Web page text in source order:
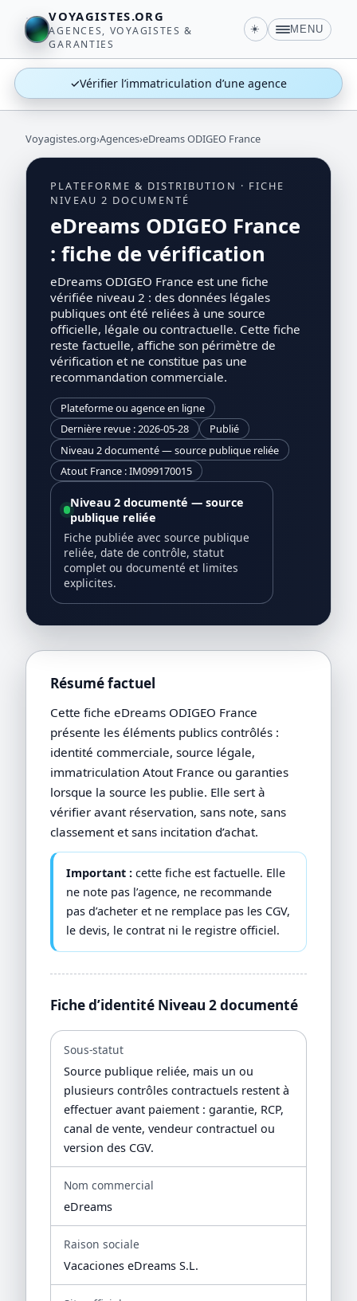
VOYAGISTES.ORG
AGENCES, VOYAGISTES &
GARANTIES
☀️ MENU
✓Vérifier l’immatriculation d’une agence
Voyagistes.org›Agences›eDreams ODIGEO France
PLATEFORME & DISTRIBUTION · FICHE
NIVEAU 2 DOCUMENTÉ
eDreams ODIGEO France
: fiche de vérification
eDreams ODIGEO France est une fiche
vérifiée niveau 2 : des données légales
publiques ont été reliées à une source
officielle, légale ou contractuelle. Cette fiche
reste factuelle, affiche son périmètre de
vérification et ne constitue pas une
recommandation commerciale.
Plateforme ou agence en ligne
Dernière revue : 2026-05-28
Publié
Niveau 2 documenté — source publique reliée
Atout France : IM099170015
Niveau 2 documenté — source
publique reliée
Fiche publiée avec source publique
reliée, date de contrôle, statut
complet ou documenté et limites
explicites.
Résumé factuel
Cette fiche eDreams ODIGEO France
présente les éléments publics contrôlés :
identité commerciale, source légale,
immatriculation Atout France ou garanties
lorsque la source les publie. Elle sert à
vérifier avant réservation, sans note, sans
classement et sans incitation d’achat.
Important : cette fiche est factuelle. Elle
ne note pas l’agence, ne recommande
pas d’acheter et ne remplace pas les CGV,
le devis, le contrat ni le registre officiel.
Fiche d’identité Niveau 2 documenté
Sous-statut
Source publique reliée, mais un ou
plusieurs contrôles contractuels restent à
effectuer avant paiement : garantie, RCP,
canal de vente, vendeur contractuel ou
version des CGV.
Nom commercial
eDreams
Raison sociale
Vacaciones eDreams S.L.